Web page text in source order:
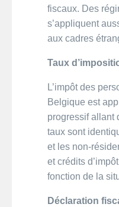
fiscaux. Des
s’appliquent
aux cadres
Taux
L’impôt des
Belgique est
progressif allant
taux sont
et les non-
et crédits
fonction de la
Déclaration